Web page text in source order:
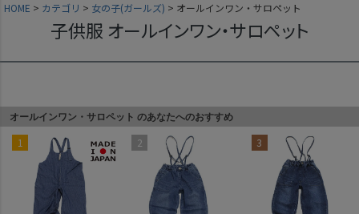
HOME カテゴリ 女の子(ガールズ) オールインワン・サロペット
子供服 オールインワン・サロペット
オールインワン・サロペット のあなたへのおすすめ
4 5 6